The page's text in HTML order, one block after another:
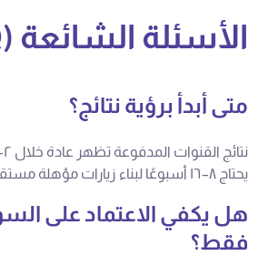
الأسئلة الشائعة (FAQ)
متى أبدأ برؤية نتائج؟
يحتاج ٨–١٦ أسبوعًا لبناء زيارات مؤهلة مستقرة.
هل يكفي الاعتماد على
فقط؟